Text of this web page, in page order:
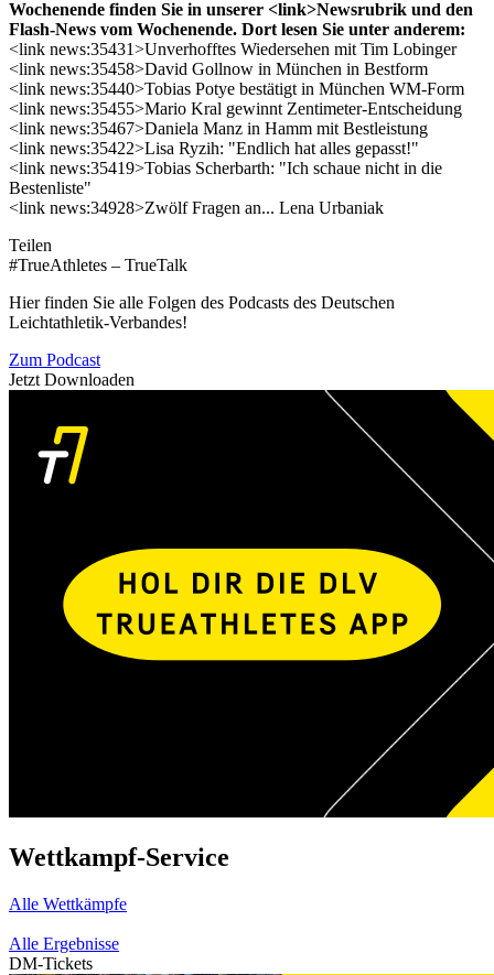
Wochenende finden Sie in unserer <link>Newsrubrik und den
Flash-News vom Wochenende. Dort lesen Sie unter anderem:
<link news:35431>Unverhofftes Wiedersehen mit Tim Lobinger
<link news:35458>David Gollnow in München in Bestform
<link news:35440>Tobias Potye bestätigt in München WM-Form
<link news:35455>Mario Kral gewinnt Zentimeter-Entscheidung
<link news:35467>Daniela Manz in Hamm mit Bestleistung
<link news:35422>Lisa Ryzih: "Endlich hat alles gepasst!"
<link news:35419>Tobias Scherbarth: "Ich schaue nicht in die
Bestenliste"
<link news:34928>Zwölf Fragen an... Lena Urbaniak
Teilen
#TrueAthletes – TrueTalk
Hier finden Sie alle Folgen des Podcasts des Deutschen
Leichtathletik-Verbandes!
Zum Podcast
Jetzt Downloaden
Wettkampf-Service
Alle Wettkämpfe
Alle Ergebnisse
DM-Tickets